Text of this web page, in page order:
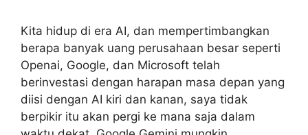
Kita hidup di era AI, dan mempertimbangkan
berapa banyak uang perusahaan besar seperti
Openai, Google, dan Microsoft telah
berinvestasi dengan harapan masa depan yang
diisi dengan AI kiri dan kanan, saya tidak
berpikir itu akan pergi ke mana saja dalam